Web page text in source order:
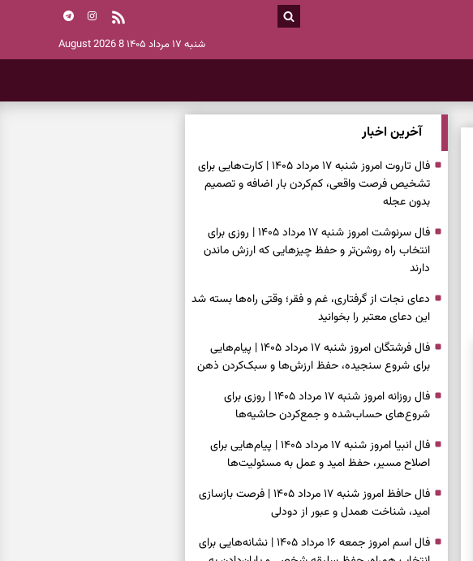
شنبه ۱۷ مرداد ۱۴۰۵ 8 August 2026
آخرین اخبار
فال تاروت امروز شنبه ۱۷ مرداد ۱۴۰۵ | کارت‌هایی برای
تشخیص فرصت واقعی، کم‌کردن بار اضافه و تصمیم
بدون عجله
فال سرنوشت امروز شنبه ۱۷ مرداد ۱۴۰۵ | روزی برای
انتخاب راه روشن‌تر و حفظ چیزهایی که ارزش ماندن
دارند
دعای نجات از گرفتاری، غم و فقر؛ وقتی راه‌ها بسته شد
این دعای معتبر را بخوانید
فال فرشتگان امروز شنبه ۱۷ مرداد ۱۴۰۵ | پیام‌هایی
برای شروع سنجیده، حفظ ارزش‌ها و سبک‌کردن ذهن
فال روزانه امروز شنبه ۱۷ مرداد ۱۴۰۵ | روزی برای
شروع‌های حساب‌شده و جمع‌کردن حاشیه‌ها
فال انبیا امروز شنبه ۱۷ مرداد ۱۴۰۵ | پیام‌هایی برای
اصلاح مسیر، حفظ امید و عمل به مسئولیت‌ها
فال حافظ امروز شنبه ۱۷ مرداد ۱۴۰۵ | فرصت بازسازی
امید، شناخت همدل و عبور از دودلی
فال اسم امروز جمعه ۱۶ مرداد ۱۴۰۵ | نشانه‌هایی برای